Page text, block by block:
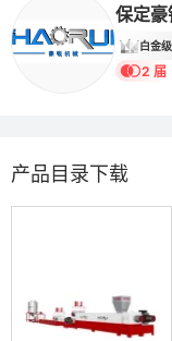
保定豪
白金级
2 届
产品目录下载